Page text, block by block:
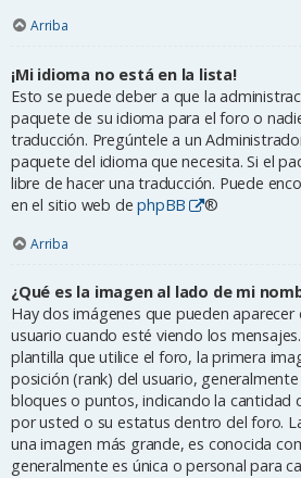
Arriba
¡Mi idioma no está en la lista!
Esto se puede deber a que la
paquete de su idioma para el foro o
traducción. Pregúntele a un
paquete del idioma que necesita. Si el
libre de hacer una traducción. Puede
en el sitio web dephpBB ®
Arriba
¿Qué es la imagen al lado de mi
Hay dos imágenes que pueden
usuario cuando esté viendo los
plantilla que utilice el foro, la primera
posición (rank) del usuario,
bloques o puntos, indicando la cantidad
por usted o su estatus dentro del foro.
una imagen más grande, es conocida
generalmente es única o personal para